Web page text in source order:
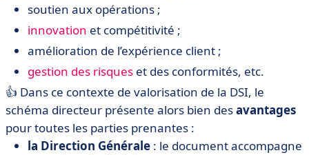
soutien aux opérations ;
innovation et compétitivité ;
amélioration de l’expérience client ;
gestion des risques et des conformités, etc.
👍 Dans ce contexte de valorisation de la DSI, le
schéma directeur présente alors bien desavantages
pour toutes les parties prenantes :
la Direction Générale : le document accompagne